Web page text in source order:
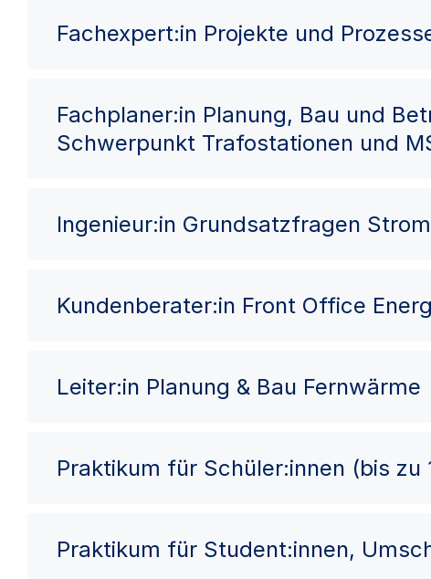
Fachexpert:in Projekte und
Fachplaner:in Planung, Bau und
Schwerpunkt Trafostationen und
Ingenieur:in Grundsatzfragen
Kundenberater:in Front Office
Leiter:in Planung & Bau Fernwärme
Praktikum für Schüler:innen (bis zu
Praktikum für Student:innen,